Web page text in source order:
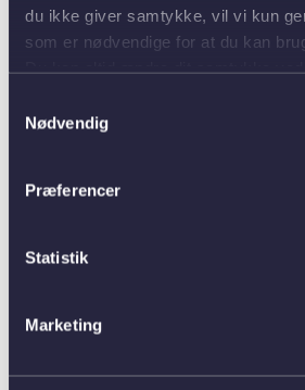
du ikke giver samtykke, vil vi kun
som er nødvendige for at du kan
Nødvendig
Præferencer
Statistik
Marketing